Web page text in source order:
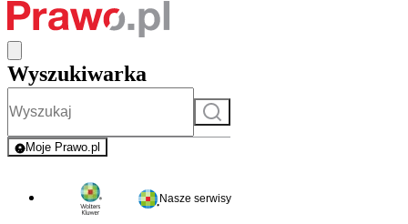
Wyszukiwarka
Szukaj
Moje Prawo.pl
- rejestracja i logowanie do serwisu
Nasze serwisy